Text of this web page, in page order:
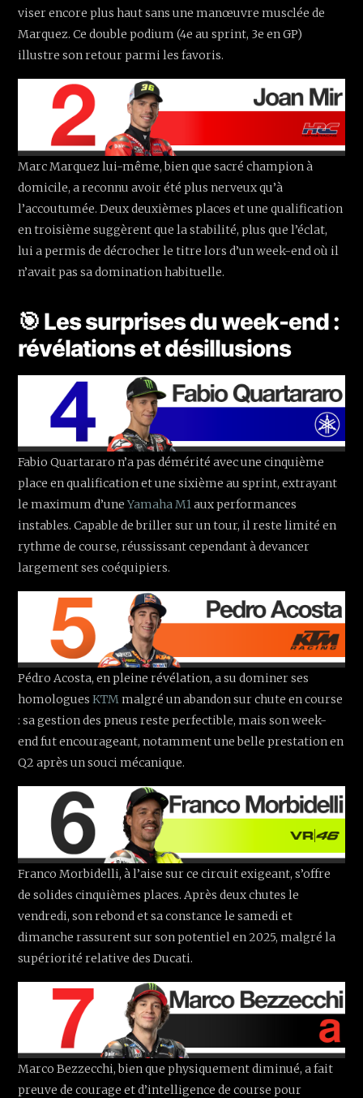
viser encore plus haut sans une manœuvre musclée de
Marquez. Ce double podium (4e au sprint, 3e en GP)
illustre son retour parmi les favoris.
Marc Marquez lui-même, bien que sacré champion à
domicile, a reconnu avoir été plus nerveux qu’à
l’accoutumée. Deux deuxièmes places et une qualification
en troisième suggèrent que la stabilité, plus que l’éclat,
lui a permis de décrocher le titre lors d’un week-end où il
n’avait pas sa domination habituelle.
🎯 Les surprises du week-end :
révélations et désillusions
Fabio Quartararo n’a pas démérité avec une cinquième
place en qualification et une sixième au sprint, extrayant
le maximum d’uneYamaha M1aux performances
instables. Capable de briller sur un tour, il reste limité en
rythme de course, réussissant cependant à devancer
largement ses coéquipiers.
Pédro Acosta, en pleine révélation, a su dominer ses
homologuesKTMmalgré un abandon sur chute en course
: sa gestion des pneus reste perfectible, mais son week-
end fut encourageant, notamment une belle prestation en
Q2 après un souci mécanique.
Franco Morbidelli, à l’aise sur ce circuit exigeant, s’offre
de solides cinquièmes places. Après deux chutes le
vendredi, son rebond et sa constance le samedi et
dimanche rassurent sur son potentiel en 2025, malgré la
supériorité relative des Ducati.
Marco Bezzecchi, bien que physiquement diminué, a fait
preuve de courage et d’intelligence de course pour